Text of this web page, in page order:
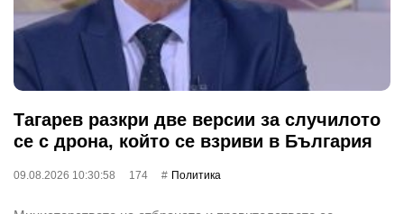
Тагарев разкри две версии за случилото
се с дрона, който се взриви в България
09.08.2026 10:30:58 174 Политика